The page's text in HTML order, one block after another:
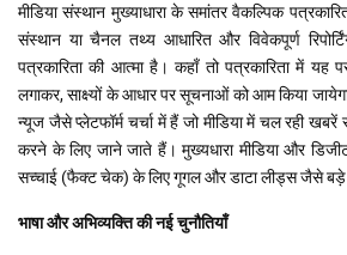
मीडिया संस्थान मुख्याधारा के समांतर वैकल्पिक
संस्थान या चैनल तथ्य आधारित और विवेकपूर्ण
पत्रकारिता की आत्मा है। कहाँ तो पत्रकारिता में यह
लगाकर, साक्ष्यों के आधार पर सूचनाओं को आम किया
न्यूज जैसे प्लेटफॉर्म चर्चा में हैं जो मीडिया में चल रही खबरें
करने के लिए जाने जाते हैं। मुख्यधारा मीडिया और
सच्चाई (फैक्ट चेक) के लिए गूगल और डाटा लीड्स जैसे बड़े
भाषा और अभिव्यक्ति की नई चुनौतियाँ